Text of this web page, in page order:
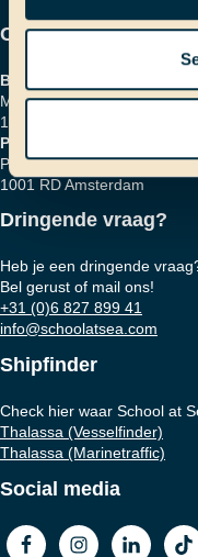
Contactgegevens
Bezoekadres
Marinierskade 59
1018 HZ Amsterdam
Postadres
Postbus 16664
1001 RD Amsterdam
Dringende vraag?
Heb je een dringende
Bel gerust of mail ons!
+31 (0)6 827 899 41
info@schoolatsea.com
Shipfinder
Check hier waar School at
Thalassa (Vesselfinder)
Thalassa (Marinetraffic)
Social media